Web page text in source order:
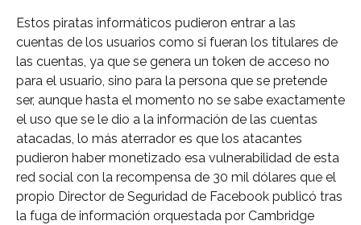
Estos piratas informáticos pudieron entrar a las
cuentas de los usuarios como si fueran los titulares de
las cuentas, ya que se genera un token de acceso no
para el usuario, sino para la persona que se pretende
ser, aunque hasta el momento no se sabe exactamente
el uso que se le dio a la información de las cuentas
atacadas, lo más aterrador es que los atacantes
pudieron haber monetizado esa vulnerabilidad de esta
red social con la recompensa de 30 mil dólares que el
propio Director de Seguridad de Facebook publicó tras
la fuga de información orquestada por Cambridge